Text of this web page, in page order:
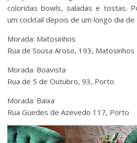
coloridas bowls, saladas e tostas.
um cocktail depois de um longo dia de
Morada: Matosinhos
Rua de Sousa Aroso, 193, Matosinhos
Morada: Boavista
Rua de 5 de Outubro, 93, Porto
Morada: Baixa
Rua Guedes de Azevedo 117, Porto